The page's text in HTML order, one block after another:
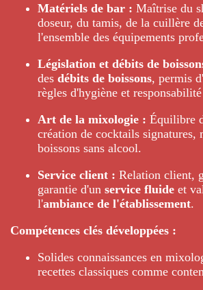
Matériels de bar : Maîtrise du
doseur, du tamis, de la cuillère
l'ensemble des équipements
Législation et débits de
des débits de boissons, permis
règles d'hygiène et
Art de la mixologie : Équilibre
création de cocktails signatures,
boissons sans alcool.
Service client : Relation client,
garantie d'un service fluide et
l'ambiance de l'établissement.
Compétences clés développées :
Solides connaissances en
recettes classiques comme